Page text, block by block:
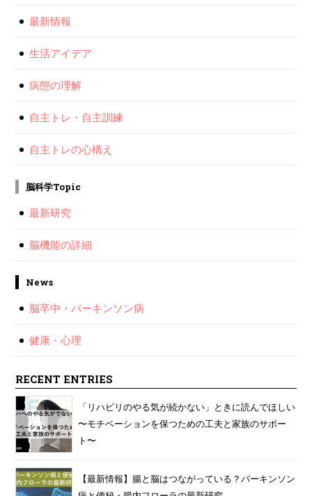
最新情報
生活アイデア
病態の理解
自主トレ・自主訓練
自主トレの心構え
脳科学Topic
最新研究
脳機能の詳細
News
脳卒中・パーキンソン病
健康・心理
RECENT ENTRIES
「リハビリのやる気が続かない」ときに読んでほしい
〜モチベーションを保つための工夫と家族のサポー
ト〜
【最新情報】腸と脳はつながっている？パーキンソン